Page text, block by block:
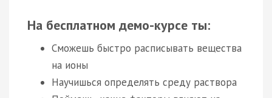
На бесплатном демо-курсе ты:
Сможешь быстро расписывать вещества
на ионы
Научишься определять среду раствора